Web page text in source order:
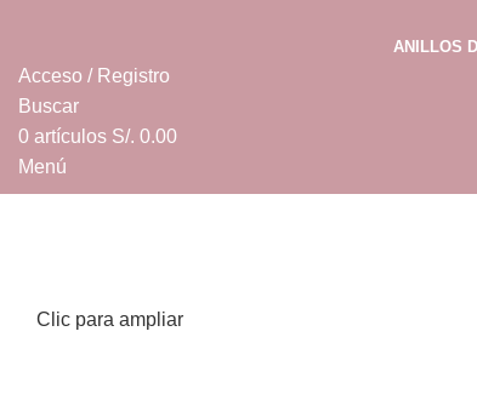
ANILLOS
Acceso / Registro
Buscar
0 artículos S/. 0.00
Menú
Clic para ampliar